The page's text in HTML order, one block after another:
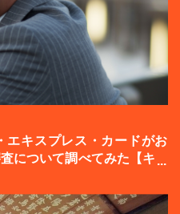
エキスプレス・カードがお
について調べてみた【キャ